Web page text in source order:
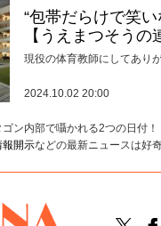
“包帯だらけで笑
【うえまつそうの
現役の体育教師にしてあり
2024.10.02 20:00
ン内部で囁かれる2つの日付
報開示などの最新ニュースは好